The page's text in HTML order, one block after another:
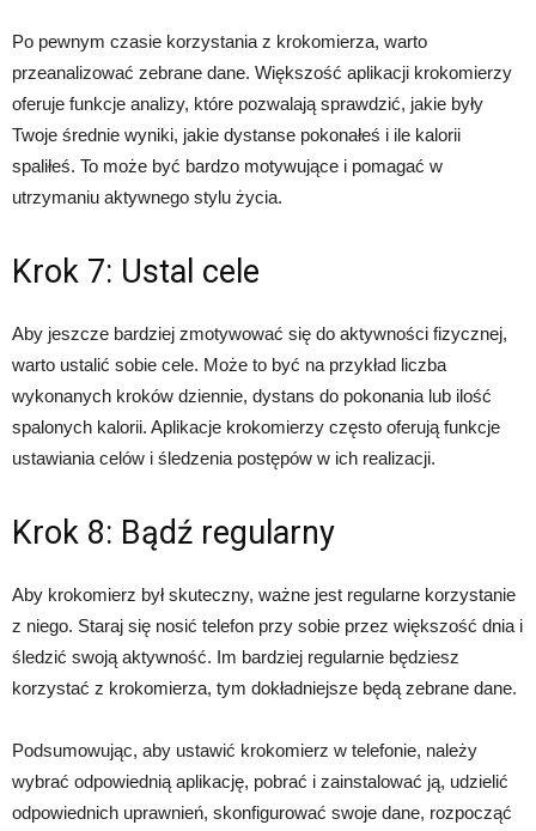
Po pewnym czasie korzystania z krokomierza, warto
przeanalizować zebrane dane. Większość aplikacji krokomierzy
oferuje funkcje analizy, które pozwalają sprawdzić, jakie były
Twoje średnie wyniki, jakie dystanse pokonałeś i ile kalorii
spaliłeś. To może być bardzo motywujące i pomagać w
utrzymaniu aktywnego stylu życia.
Krok 7: Ustal cele
Aby jeszcze bardziej zmotywować się do aktywności fizycznej,
warto ustalić sobie cele. Może to być na przykład liczba
wykonanych kroków dziennie, dystans do pokonania lub ilość
spalonych kalorii. Aplikacje krokomierzy często oferują funkcje
ustawiania celów i śledzenia postępów w ich realizacji.
Krok 8: Bądź regularny
Aby krokomierz był skuteczny, ważne jest regularne korzystanie
z niego. Staraj się nosić telefon przy sobie przez większość dnia i
śledzić swoją aktywność. Im bardziej regularnie będziesz
korzystać z krokomierza, tym dokładniejsze będą zebrane dane.
Podsumowując, aby ustawić krokomierz w telefonie, należy
wybrać odpowiednią aplikację, pobrać i zainstalować ją, udzielić
odpowiednich uprawnień, skonfigurować swoje dane, rozpocząć